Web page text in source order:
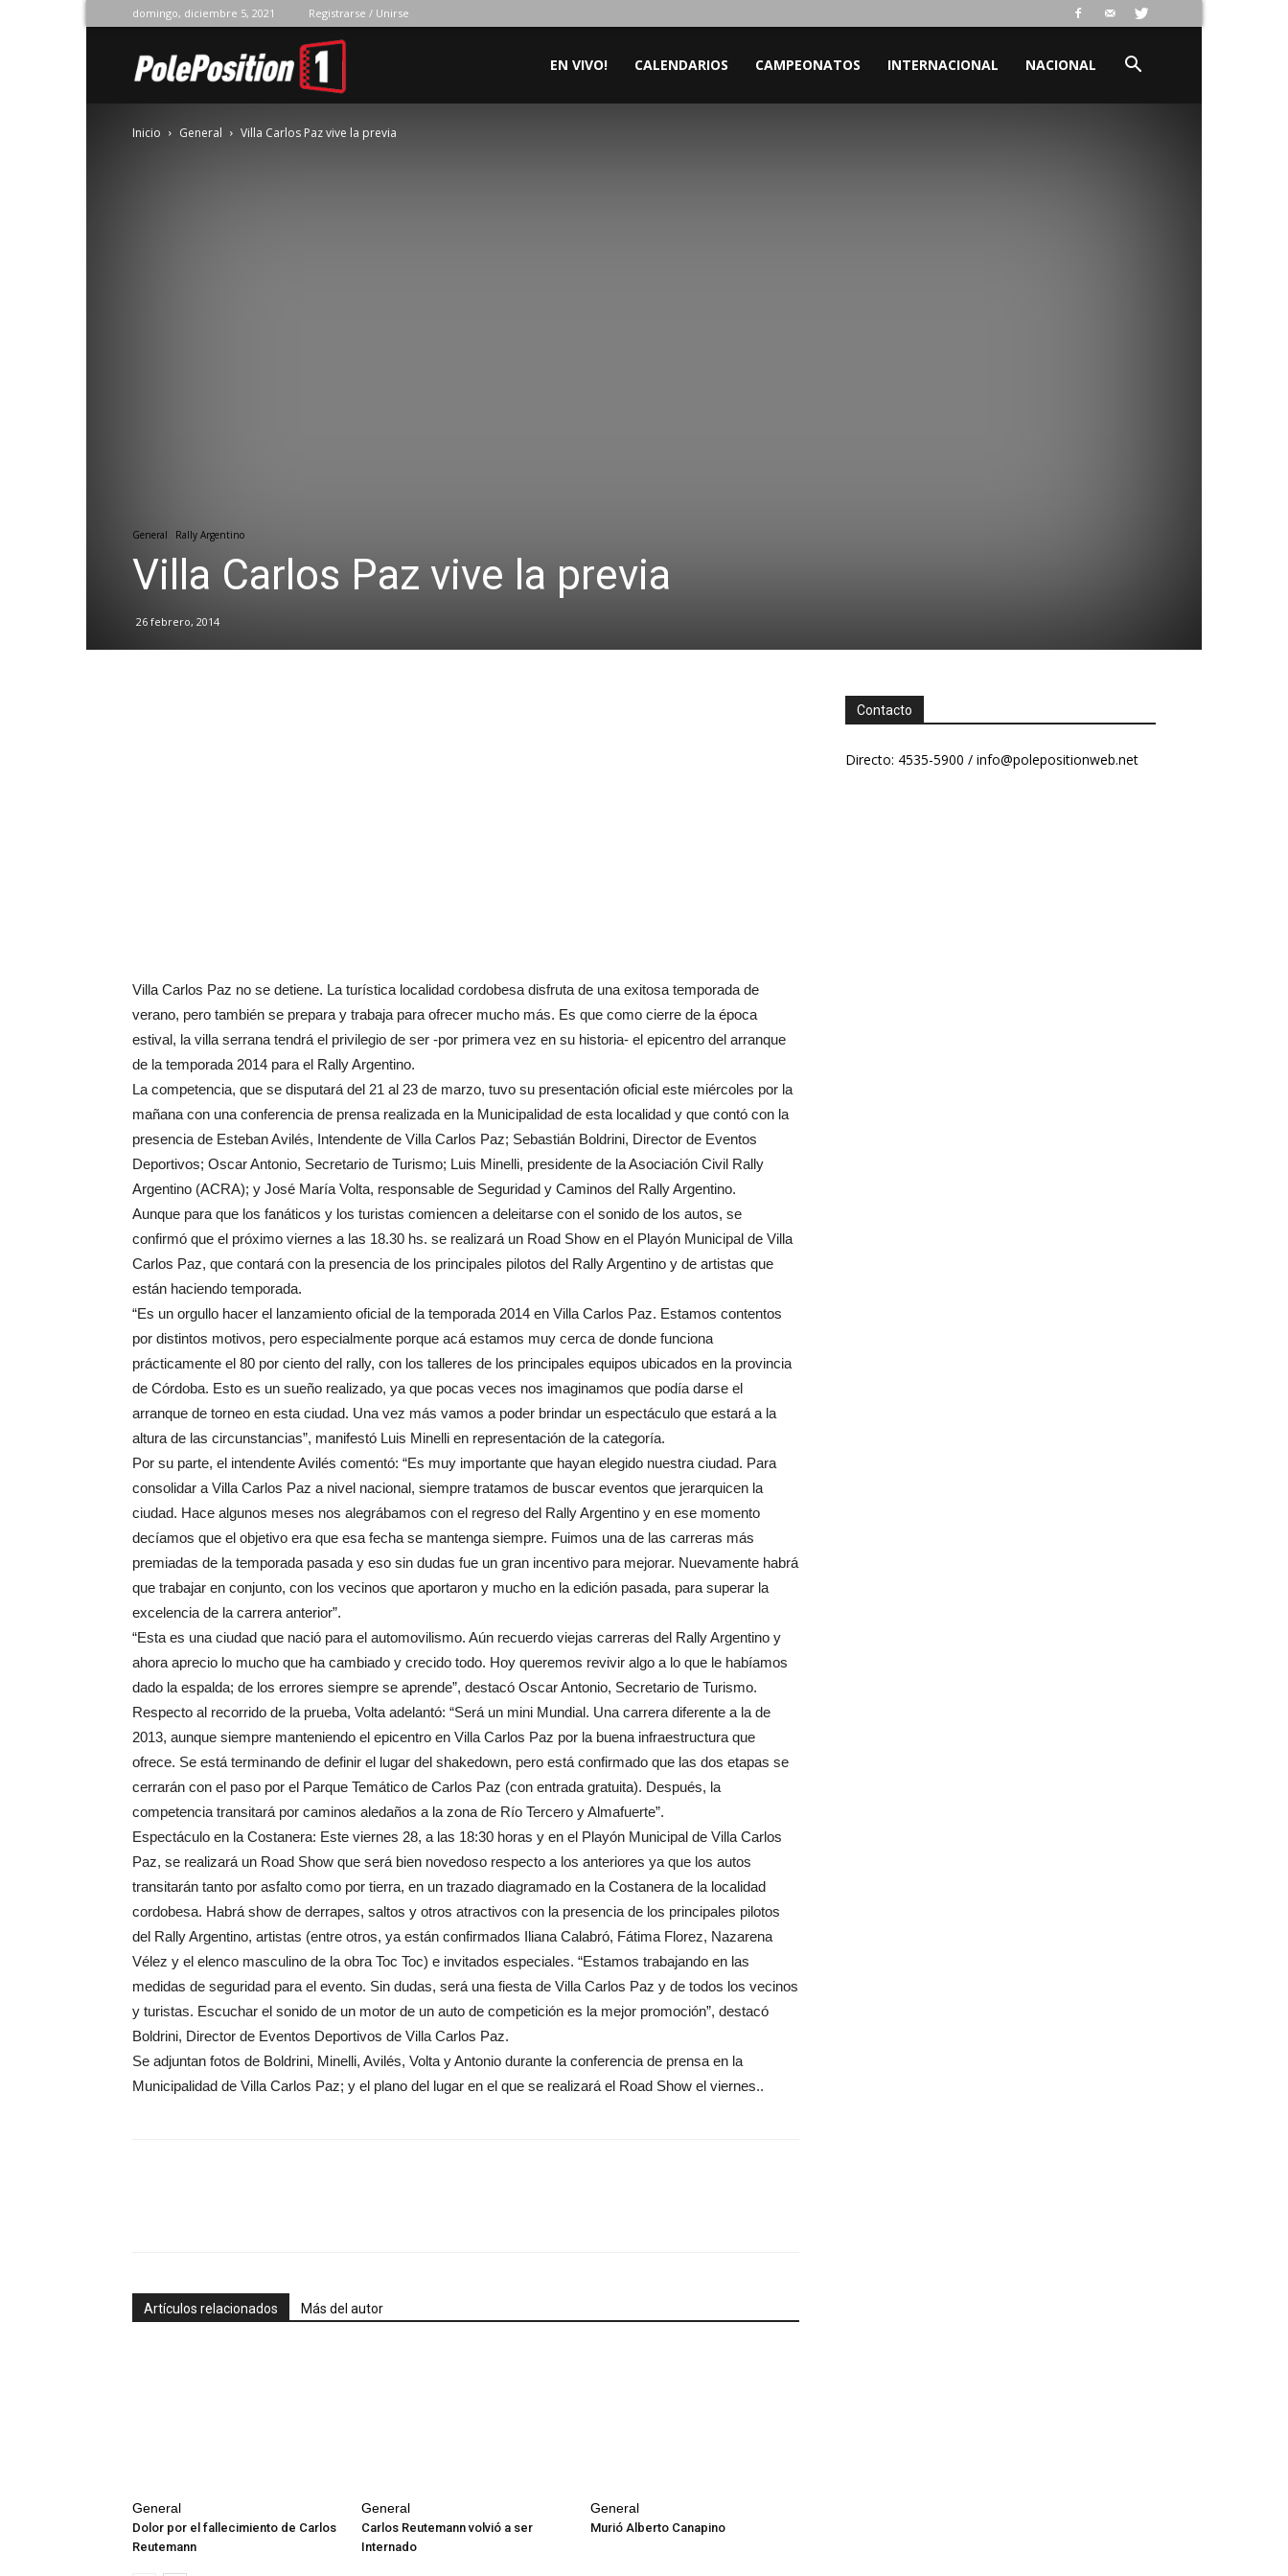
domingo, diciembre 5, 2021 Registrarse / Unirse
Position
EN VIVO! CALENDARIOS CAMPEONATOS INTERNACIONAL NACIONAL
Inicio General Villa Carlos Paz vive la previa
General Rally Argentino
Villa Carlos Paz vive la previa
26 febrero, 2014
Villa Carlos Paz no se detiene. La turística localidad cordobesa disfruta de una exitosa temporada de
verano, pero también se prepara y trabaja para ofrecer mucho más. Es que como cierre de la época
estival, la villa serrana tendrá el privilegio de ser -por primera vez en su historia- el epicentro del arranque
de la temporada 2014 para el Rally Argentino.
La competencia, que se disputará del 21 al 23 de marzo, tuvo su presentación oficial este miércoles por la
mañana con una conferencia de prensa realizada en la Municipalidad de esta localidad y que contó con la
presencia de Esteban Avilés, Intendente de Villa Carlos Paz; Sebastián Boldrini, Director de Eventos
Deportivos; Oscar Antonio, Secretario de Turismo; Luis Minelli, presidente de la Asociación Civil Rally
Argentino (ACRA); y José María Volta, responsable de Seguridad y Caminos del Rally Argentino.
Aunque para que los fanáticos y los turistas comiencen a deleitarse con el sonido de los autos, se
confirmó que el próximo viernes a las 18.30 hs. se realizará un Road Show en el Playón Municipal de Villa
Carlos Paz, que contará con la presencia de los principales pilotos del Rally Argentino y de artistas que
están haciendo temporada.
“Es un orgullo hacer el lanzamiento oficial de la temporada 2014 en Villa Carlos Paz. Estamos contentos
por distintos motivos, pero especialmente porque acá estamos muy cerca de donde funciona
prácticamente el 80 por ciento del rally, con los talleres de los principales equipos ubicados en la provincia
de Córdoba. Esto es un sueño realizado, ya que pocas veces nos imaginamos que podía darse el
arranque de torneo en esta ciudad. Una vez más vamos a poder brindar un espectáculo que estará a la
altura de las circunstancias”, manifestó Luis Minelli en representación de la categoría.
Por su parte, el intendente Avilés comentó: “Es muy importante que hayan elegido nuestra ciudad. Para
consolidar a Villa Carlos Paz a nivel nacional, siempre tratamos de buscar eventos que jerarquicen la
ciudad. Hace algunos meses nos alegrábamos con el regreso del Rally Argentino y en ese momento
decíamos que el objetivo era que esa fecha se mantenga siempre. Fuimos una de las carreras más
premiadas de la temporada pasada y eso sin dudas fue un gran incentivo para mejorar. Nuevamente habrá
que trabajar en conjunto, con los vecinos que aportaron y mucho en la edición pasada, para superar la
excelencia de la carrera anterior”.
“Esta es una ciudad que nació para el automovilismo. Aún recuerdo viejas carreras del Rally Argentino y
ahora aprecio lo mucho que ha cambiado y crecido todo. Hoy queremos revivir algo a lo que le habíamos
dado la espalda; de los errores siempre se aprende”, destacó Oscar Antonio, Secretario de Turismo.
Respecto al recorrido de la prueba, Volta adelantó: “Será un mini Mundial. Una carrera diferente a la de
2013, aunque siempre manteniendo el epicentro en Villa Carlos Paz por la buena infraestructura que
ofrece. Se está terminando de definir el lugar del shakedown, pero está confirmado que las dos etapas se
cerrarán con el paso por el Parque Temático de Carlos Paz (con entrada gratuita). Después, la
competencia transitará por caminos aledaños a la zona de Río Tercero y Almafuerte”.
Espectáculo en la Costanera: Este viernes 28, a las 18:30 horas y en el Playón Municipal de Villa Carlos
Paz, se realizará un Road Show que será bien novedoso respecto a los anteriores ya que los autos
transitarán tanto por asfalto como por tierra, en un trazado diagramado en la Costanera de la localidad
cordobesa. Habrá show de derrapes, saltos y otros atractivos con la presencia de los principales pilotos
del Rally Argentino, artistas (entre otros, ya están confirmados Iliana Calabró, Fátima Florez, Nazarena
Vélez y el elenco masculino de la obra Toc Toc) e invitados especiales. “Estamos trabajando en las
medidas de seguridad para el evento. Sin dudas, será una fiesta de Villa Carlos Paz y de todos los vecinos
y turistas. Escuchar el sonido de un motor de un auto de competición es la mejor promoción”, destacó
Boldrini, Director de Eventos Deportivos de Villa Carlos Paz.
Se adjuntan fotos de Boldrini, Minelli, Avilés, Volta y Antonio durante la conferencia de prensa en la
Municipalidad de Villa Carlos Paz; y el plano del lugar en el que se realizará el Road Show el viernes..
Artículos relacionados Más del autor
General
Dolor por el fallecimiento de Carlos
Reutemann
General
Carlos Reutemann volvió a ser
Internado
General
Murió Alberto Canapino
Contacto
Directo: 4535-5900 / info@polepositionweb.net